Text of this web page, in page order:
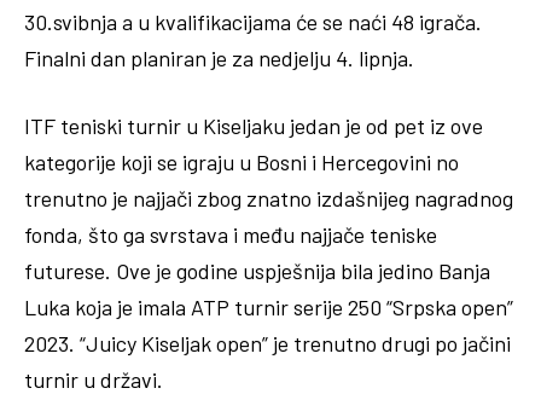
30.svibnja a u kvalifikacijama će se naći 48 igrača.
Finalni dan planiran je za nedjelju 4. lipnja.
ITF teniski turnir u Kiseljaku jedan je od pet iz ove
kategorije koji se igraju u Bosni i Hercegovini no
trenutno je najjači zbog znatno izdašnijeg nagradnog
fonda, što ga svrstava i među najjače teniske
futurese. Ove je godine uspješnija bila jedino Banja
Luka koja je imala ATP turnir serije 250 “Srpska open”
2023. “Juicy Kiseljak open” je trenutno drugi po jačini
turnir u državi.